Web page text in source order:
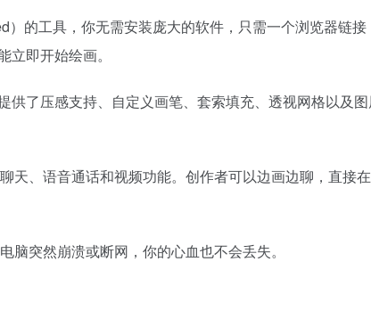
的工具，你无需安装庞大的软件，只需一个浏览器链接
即开始绘画。
供了压感支持、自定义画笔、套索填充、透视网格以及
天、语音通话和视频功能。创作者可以边画边聊，直接
突然崩溃或断网，你的心血也不会丢失。